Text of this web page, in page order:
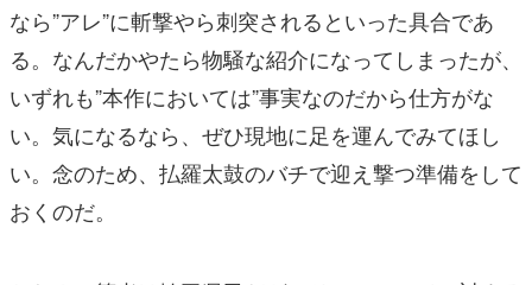
なら”アレ”に斬撃やら刺突されるといった具合であ
る。なんだかやたら物騒な紹介になってしまったが、
いずれも”本作においては”事実なのだから仕方がな
い。気になるなら、ぜひ現地に足を運んでみてほし
い。念のため、払羅太鼓のバチで迎え撃つ準備をして
おくのだ。